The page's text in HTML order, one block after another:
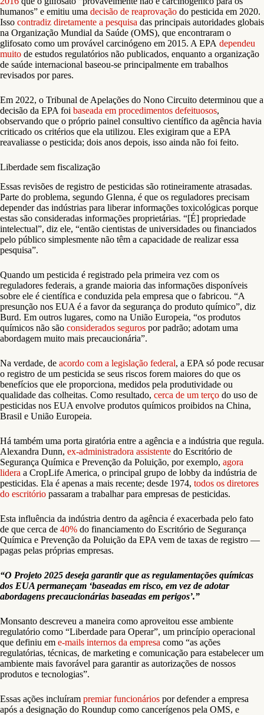
humanos” e emitiu uma decisão de reaprovação do pesticida em 2020.
Isso contradiz diretamente a pesquisa das principais autoridades globais
na Organização Mundial da Saúde (OMS), que encontraram o
glifosato como um provável carcinógeno em 2015. A EPA dependeu
muito de estudos regulatórios não publicados, enquanto a organização
de saúde internacional baseou-se principalmente em trabalhos
revisados por pares.
Em 2022, o Tribunal de Apelações do Nono Circuito determinou que a
decisão da EPA foi baseada em procedimentos defeituosos,
observando que o próprio painel consultivo científico da agência havia
criticado os critérios que ela utilizou. Eles exigiram que a EPA
reavaliasse o pesticida; dois anos depois, isso ainda não foi feito.
Liberdade sem fiscalização
Essas revisões de registro de pesticidas são rotineiramente atrasadas.
Parte do problema, segundo Glenna, é que os reguladores precisam
depender das indústrias para liberar informações toxicológicas porque
estas são consideradas informações proprietárias. “[É] propriedade
intelectual”, diz ele, “então cientistas de universidades ou financiados
pelo público simplesmente não têm a capacidade de realizar essa
pesquisa”.
Quando um pesticida é registrado pela primeira vez com os
reguladores federais, a grande maioria das informações disponíveis
sobre ele é científica e conduzida pela empresa que o fabricou. “A
presunção nos EUA é a favor da segurança do produto químico”, diz
Burd. Em outros lugares, como na União Europeia, “os produtos
químicos não são considerados seguros por padrão; adotam uma
abordagem muito mais precaucionária”.
Na verdade, de acordo com a legislação federal, a EPA só pode recusar
o registro de um pesticida se seus riscos forem maiores do que os
benefícios que ele proporciona, medidos pela produtividade ou
qualidade das colheitas. Como resultado, cerca de um terço do uso de
pesticidas nos EUA envolve produtos químicos proibidos na China,
Brasil e União Europeia.
Há também uma porta giratória entre a agência e a indústria que regula.
Alexandra Dunn, ex-administradora assistente do Escritório de
Segurança Química e Prevenção da Poluição, por exemplo, agora
lidera a CropLife America, o principal grupo de lobby da indústria de
pesticidas. Ela é apenas a mais recente; desde 1974, todos os diretores
do escritório passaram a trabalhar para empresas de pesticidas.
Esta influência da indústria dentro da agência é exacerbada pelo fato
de que cerca de 40% do financiamento do Escritório de Segurança
Química e Prevenção da Poluição da EPA vem de taxas de registro —
pagas pelas próprias empresas.
“O Projeto 2025 deseja garantir que as regulamentações químicas
dos EUA permaneçam ‘baseadas em risco, em vez de adotar
abordagens precaucionárias baseadas em perigos’.”
Monsanto descreveu a maneira como aproveitou esse ambiente
regulatório como “Liberdade para Operar”, um princípio operacional
que definiu em e-mails internos da empresa como “as ações
regulatórias, técnicas, de marketing e comunicação para estabelecer um
ambiente mais favorável para garantir as autorizações de nossos
produtos e tecnologias”.
Essas ações incluíram premiar funcionários por defender a empresa
após a designação do Roundup como cancerígenos pela OMS, e